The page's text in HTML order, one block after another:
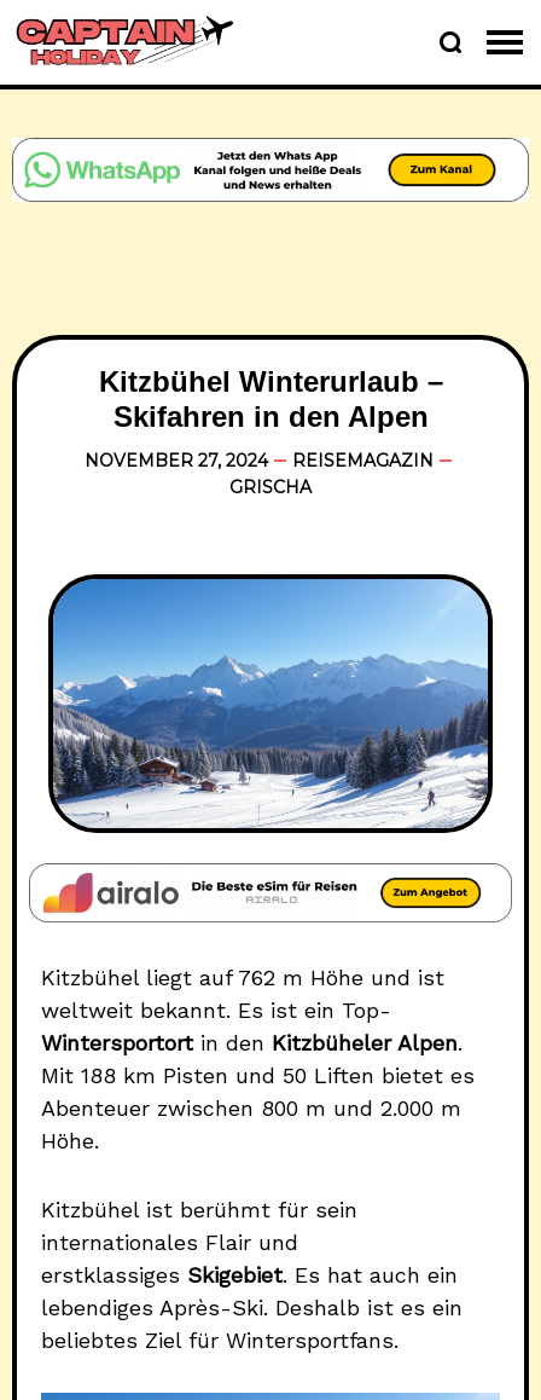
Kitzbühel Winterurlaub –
Skifahren in den Alpen
NOVEMBER 27, 2024
REISEMAGAZIN
GRISCHA
Kitzbühel liegt auf 762 m Höhe und ist
weltweit bekannt. Es ist ein Top-
Wintersportortin den Kitzbüheler Alpen.
Mit 188 km Pisten und 50 Liften bietet es
Abenteuer zwischen 800 m und 2.000 m
Höhe.
Kitzbühel ist berühmt für sein
internationales Flair und
erstklassiges Skigebiet. Es hat auch ein
lebendiges Après-Ski. Deshalb ist es ein
beliebtes Ziel für Wintersportfans.